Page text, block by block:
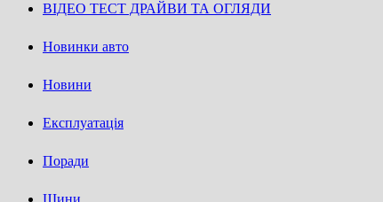
ВІДЕО ТЕСТ ДРАЙВИ ТА ОГЛЯДИ
Новинки авто
Новини
Експлуатація
Поради
Шини